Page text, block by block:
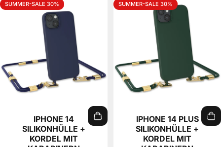
SUMMER-SALE 30%
IPHONE 14
SILIKONHÜLLE +
KORDEL MIT
SUMMER-SALE 30%
IPHONE 14 PLUS
SILIKONHÜLLE +
KORDEL MIT